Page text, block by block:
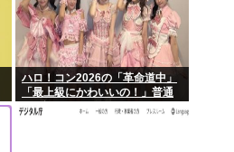
ハロ！コン2026の「革命道中」
「最上級にかわいいの！」普通
に好評wwwww